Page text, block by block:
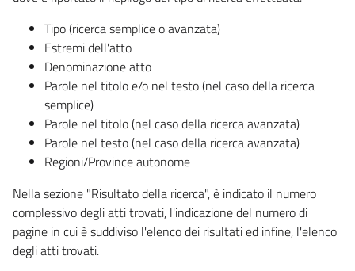
Tipo (ricerca semplice o avanzata)
Estremi dell'atto
Denominazione atto
Parole nel titolo e/o nel testo (nel caso della ricerca
semplice)
Parole nel titolo (nel caso della ricerca avanzata)
Parole nel testo (nel caso della ricerca avanzata)
Regioni/Province autonome
Nella sezione "Risultato della ricerca", è indicato il numero
complessivo degli atti trovati, l'indicazione del numero di
pagine in cui è suddiviso l'elenco dei risultati ed infine, l'elenco
degli atti trovati.